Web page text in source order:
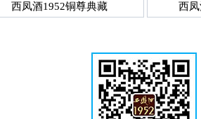
西凤酒1952铜尊典藏 西